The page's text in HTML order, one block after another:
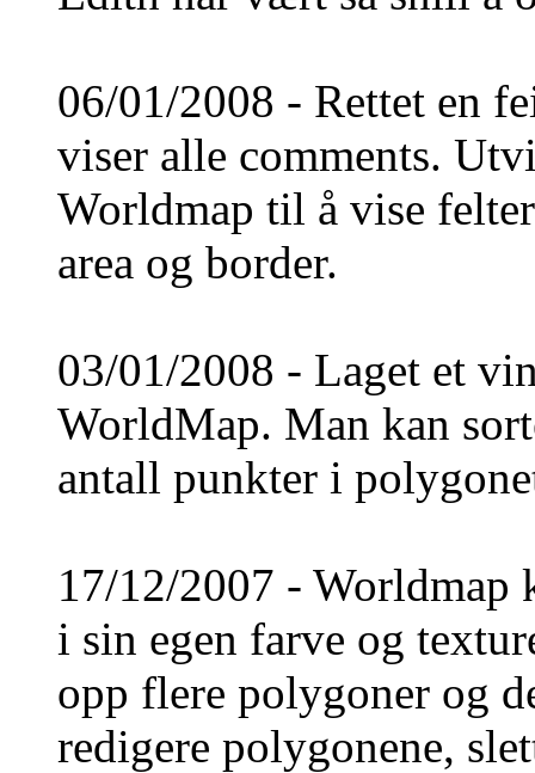
06/01/2008 - Rettet en
viser alle comments.
Worldmap til å vise
area og border.
03/01/2008 - Laget et
WorldMap. Man kan
antall punkter i
17/12/2007 - Worldmap
i sin egen farve og
opp flere polygoner og
redigere polygonene,